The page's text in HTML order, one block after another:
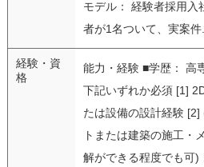
モデル： 経験者採用入
者が1名ついて、実案件...
経験・資
格
能力・経験 ■学歴： 高
下記いずれか必須 [1]
たは設備の設計経験
トまたは建築の施工・
解ができる程度でも可